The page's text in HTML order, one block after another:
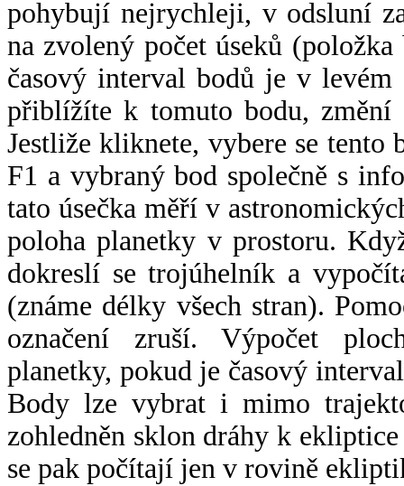
pohybují nejrychleji, v odsluní
na zvolený počet úseků
časový interval bodů je v
přiblížíte k tomuto bodu,
Jestliže kliknete, vybere se tento
F1 a vybraný bod společně s
tato úsečka měří v
poloha planetky v prostoru.
dokreslí se trojúhelník a
(známe délky všech stran).
označení zruší. Výpočet
planetky, pokud je časový
Body lze vybrat i mimo
zohledněn sklon dráhy k
se pak počítají jen v rovině